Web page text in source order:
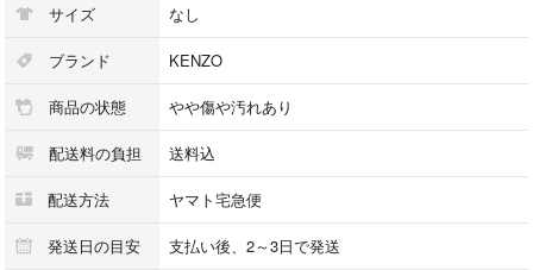
サイズ なし
ブランド KENZO
商品の状態 やや傷や汚れあり
配送料の負担 送料込
配送方法 ヤマト宅急便
発送日の目安 支払い後、2～3日で発送